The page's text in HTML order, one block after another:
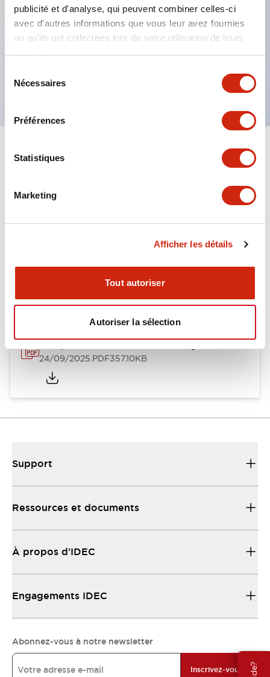
publicité et d'analyse, qui peuvent combiner celles-ci
avec d'autres informations que vous leur avez fournies
ou qu'ils ont collectées lors de votre utilisation de leurs
Nécessaires
Préférences
Statistiques
Marketing
Afficher les détails
Tout autoriser
Autoriser la sélection
tournevis
Voyants LED pour mise sous tension et
temporisation
les relais 8 broches RR2P d’IDEC
Spécifications Tout développer +
Catalogues Et Brochures Fiche Technique Approbations
24/09/2025.PDF357.10KB
Support
Ressources et documents
À propos d’IDEC
Engagements IDEC
Abonnez-vous à notre newsletter
Inscrivez-vous